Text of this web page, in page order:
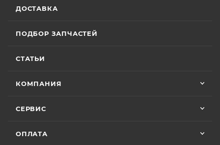
ДОСТАВКА
ПОДБОР ЗАПЧАСТЕЙ
СТАТЬИ
КОМПАНИЯ
СЕРВИС
ОПЛАТА